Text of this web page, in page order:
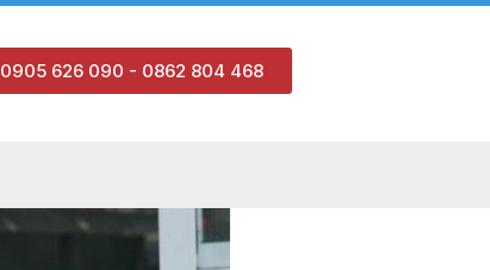
0905 626 090 - 0862 804 468